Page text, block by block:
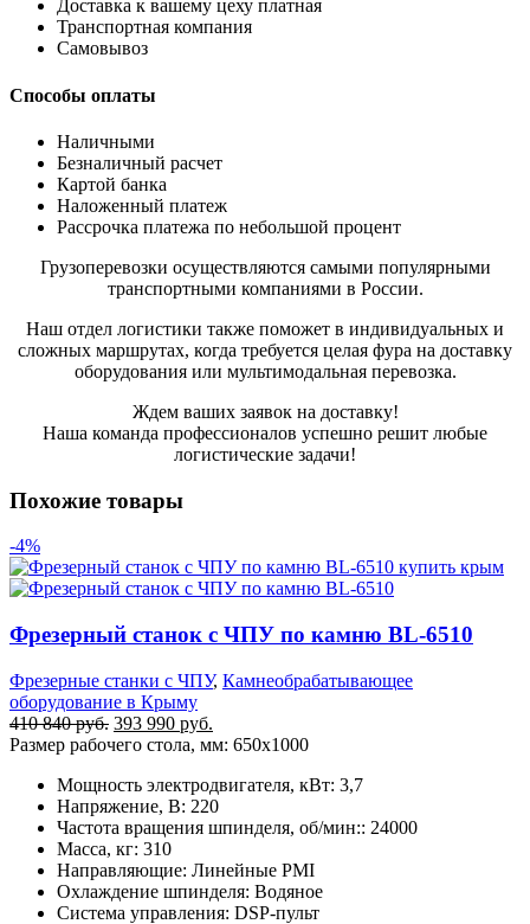
Доставка к вашему цеху платная
Транспортная компания
Самовывоз
Способы оплаты
Наличными
Безналичный расчет
Картой банка
Наложенный платеж
Рассрочка платежа по небольшой процент
Грузоперевозки осуществляются самыми популярными
транспортными компаниями в России.
Наш отдел логистики также поможет в индивидуальных и
сложных маршрутах, когда требуется целая фура на доставку
оборудования или мультимодальная перевозка.
Ждем ваших заявок на доставку!
Наша команда профессионалов успешно решит любые
логистические задачи!
Похожие товары
-4%
Фрезерный станок с ЧПУ по камню BL-6510
Фрезерные станки с ЧПУ, Камнеобрабатывающее
оборудование в Крыму
410 840руб. Первоначальная
цена
410
840 руб..
393 990 руб.
цена:
990 руб..
Размер рабочего стола, мм: 650х1000
Мощность электродвигателя, кВт: 3,7
Напряжение, В: 220
Частота вращения шпинделя, об/мин:: 24000
Масса, кг: 310
Направляющие: Линейные PMI
Охлаждение шпинделя: Водяное
Система управления: DSP-пульт